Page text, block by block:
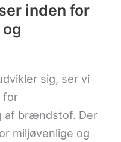
inden for
sig, ser vi
for
af brændstof. Der
miljøvenlige og